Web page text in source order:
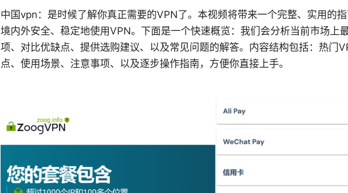
中国vpn：是时候了解你真正需要的VPN了。本视频将带来一个完整、实用的
境内外安全、稳定地使用VPN。下面是一个快速概览：我们会分析当前市场上
项、对比优缺点、提供选购建议、以及常见问题的解答。内容结构包括：热门
点、使用场景、注意事项、以及逐步操作指南，方便你直接上手。